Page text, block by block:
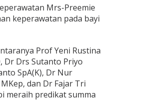
Mrs-Preemie
keperawatan pada bayi
Prof Yeni Rustina
Dr Drs Sutanto Priyo
SpA(K), Dr Nur
dan Dr Fajar Tri
meraih predikat summa